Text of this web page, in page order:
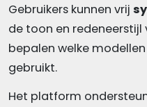
Gebruikers kunnen vrij
de toon en redeneerstijl
bepalen welke
gebruikt.
Het platform